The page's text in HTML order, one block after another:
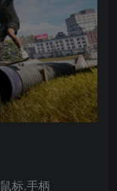
标.手柄